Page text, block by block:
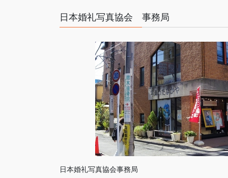
日本婚礼写真協会 事務局
日本婚礼写真協会事務局